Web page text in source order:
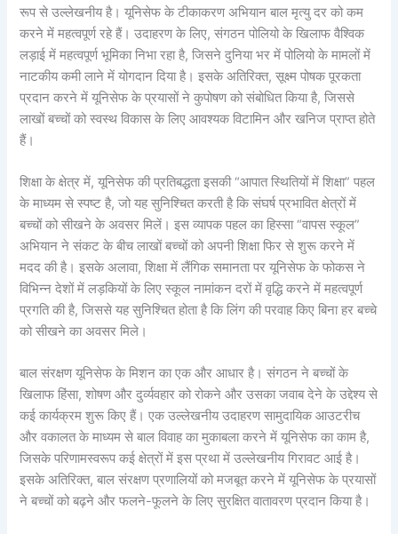
रूप से उल्लेखनीय है। यूनिसेफ के टीकाकरण अभियान बाल मृत्यु दर को कम
करने में महत्वपूर्ण रहे हैं। उदाहरण के लिए, संगठन पोलियो के खिलाफ वैश्विक
लड़ाई में महत्वपूर्ण भूमिका निभा रहा है, जिसने दुनिया भर में पोलियो के मामलों में
नाटकीय कमी लाने में योगदान दिया है। इसके अतिरिक्त, सूक्ष्म पोषक पूरकता
प्रदान करने में यूनिसेफ के प्रयासों ने कुपोषण को संबोधित किया है, जिससे
लाखों बच्चों को स्वस्थ विकास के लिए आवश्यक विटामिन और खनिज प्राप्त होते
हैं।
शिक्षा के क्षेत्र में, यूनिसेफ की प्रतिबद्धता इसकी “आपात स्थितियों में शिक्षा” पहल
के माध्यम से स्पष्ट है, जो यह सुनिश्चित करती है कि संघर्ष प्रभावित क्षेत्रों में
बच्चों को सीखने के अवसर मिलें। इस व्यापक पहल का हिस्सा “वापस स्कूल”
अभियान ने संकट के बीच लाखों बच्चों को अपनी शिक्षा फिर से शुरू करने में
मदद की है। इसके अलावा, शिक्षा में लैंगिक समानता पर यूनिसेफ के फोकस ने
विभिन्न देशों में लड़कियों के लिए स्कूल नामांकन दरों में वृद्धि करने में महत्वपूर्ण
प्रगति की है, जिससे यह सुनिश्चित होता है कि लिंग की परवाह किए बिना हर बच्चे
को सीखने का अवसर मिले।
बाल संरक्षण यूनिसेफ के मिशन का एक और आधार है। संगठन ने बच्चों के
खिलाफ हिंसा, शोषण और दुर्व्यवहार को रोकने और उसका जवाब देने के उद्देश्य से
कई कार्यक्रम शुरू किए हैं। एक उल्लेखनीय उदाहरण सामुदायिक आउटरीच
और वकालत के माध्यम से बाल विवाह का मुकाबला करने में यूनिसेफ का काम है,
जिसके परिणामस्वरूप कई क्षेत्रों में इस प्रथा में उल्लेखनीय गिरावट आई है।
इसके अतिरिक्त, बाल संरक्षण प्रणालियों को मजबूत करने में यूनिसेफ के प्रयासों
ने बच्चों को बढ़ने और फलने-फूलने के लिए सुरक्षित वातावरण प्रदान किया है।